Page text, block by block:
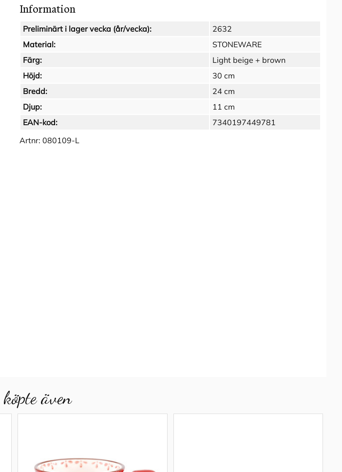
Information
Preliminärt i lager vecka (år/vecka):
2632
Material:
STONEWARE
Färg:
Light beige + brown
Höjd:
30 cm
Bredd:
24 cm
Djup:
11 cm
EAN-kod:
7340197449781
Artnr: 080109-L
även